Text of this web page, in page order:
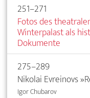
251–271
Fotos des
Winterpalast als
Dokumente
275–289
Nikolai Evreinovs
Igor Chubarov